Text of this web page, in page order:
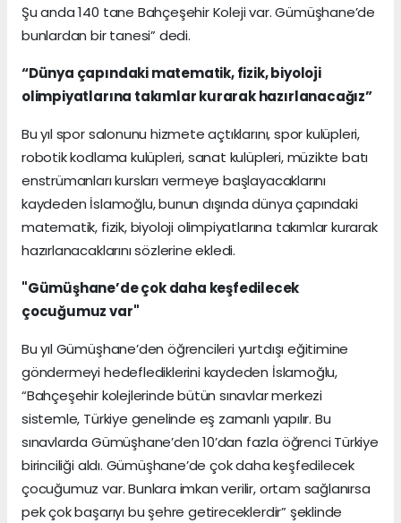
Şu anda 140 tane Bahçeşehir Koleji var. Gümüşhane’de
bunlardan bir tanesi” dedi.
“Dünya çapındaki matematik, fizik, biyoloji
olimpiyatlarına takımlar kurarak hazırlanacağız”
Bu yıl spor salonunu hizmete açtıklarını, spor kulüpleri,
robotik kodlama kulüpleri, sanat kulüpleri, müzikte batı
enstrümanları kursları vermeye başlayacaklarını
kaydeden İslamoğlu, bunun dışında dünya çapındaki
matematik, fizik, biyoloji olimpiyatlarına takımlar kurarak
hazırlanacaklarını sözlerine ekledi.
"Gümüşhane’de çok daha keşfedilecek
çocuğumuz var"
Bu yıl Gümüşhane’den öğrencileri yurtdışı eğitimine
göndermeyi hedeflediklerini kaydeden İslamoğlu,
“Bahçeşehir kolejlerinde bütün sınavlar merkezi
sistemle, Türkiye genelinde eş zamanlı yapılır. Bu
sınavlarda Gümüşhane’den 10’dan fazla öğrenci Türkiye
birinciliği aldı. Gümüşhane’de çok daha keşfedilecek
çocuğumuz var. Bunlara imkan verilir, ortam sağlanırsa
pek çok başarıyı bu şehre getireceklerdir” şeklinde